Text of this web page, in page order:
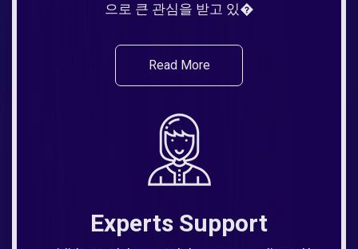
으로 큰 관심을 받고 있�
Read More
Experts Support